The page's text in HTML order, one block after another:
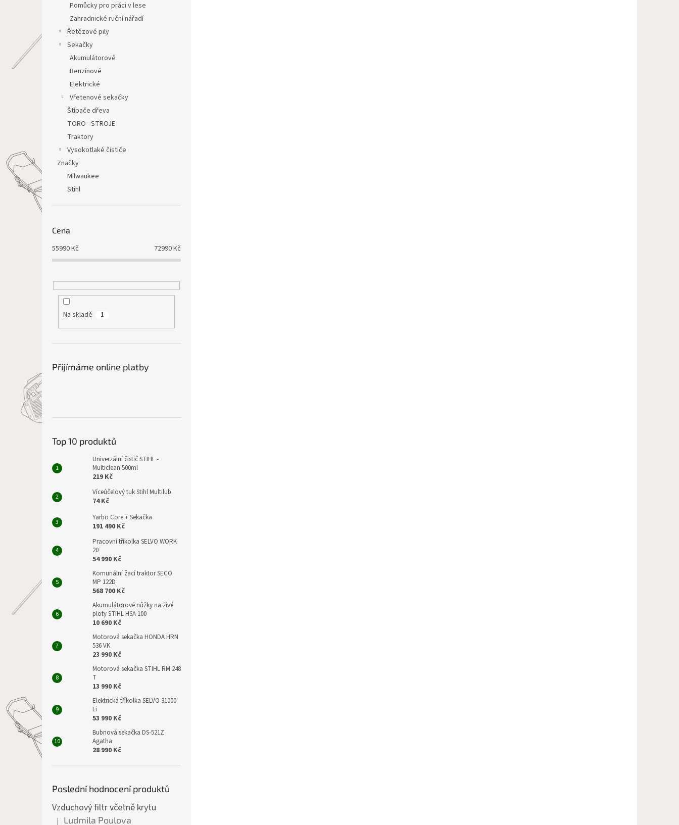
Pomůcky pro práci v lese
Zahradnické ruční nářadí
Řetězové pily
Sekačky
Akumulátorové
Benzínové
Elektrické
Vřetenové sekačky
Štípače dřeva
TORO - STROJE
Traktory
Vysokotlaké čističe
Značky
Milwaukee
Stihl
Cena
55990Kč 72990Kč
Na skladě 1
Přijímáme online platby
Top 10 produktů
Univerzální čistič STIHL -
Multiclean 500ml
219 Kč
Víceúčelový tuk Stihl Multilub
74 Kč
Yarbo Core + Sekačka
191 490 Kč
Pracovní tříkolka SELVO WORK
20
54 990 Kč
Komunální žací traktor SECO
MP 122D
568 700 Kč
Akumulátorové nůžky na živé
ploty STIHL HSA 100
10 690 Kč
Motorová sekačka HONDA HRN
536 VK
23 990 Kč
Motorová sekačka STIHL RM 248
T
13 990 Kč
Elektrická tříkolka SELVO 31000
Li
53 990 Kč
Bubnová sekačka DS-521Z
Agatha
28 990 Kč
Poslední hodnocení produktů
Vzduchový filtr včetně krytu
| Ludmila Poulova